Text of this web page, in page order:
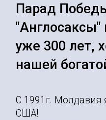
Парад
уже 300 лет,
нашей
С 1991г. Молдавия
США!